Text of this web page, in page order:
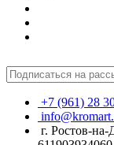
+7 (961) 28
г. Ростов-